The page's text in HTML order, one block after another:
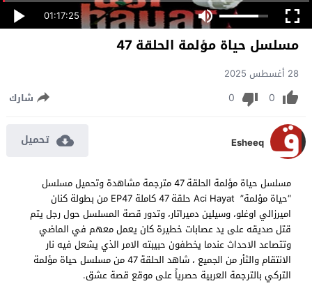
01:17:25
مسلسل حياة مؤلمة الحلقة 47
28 أغسطس 2025
0
0 شارك
Esheeq تحميل
مسلسل حياة مؤلمة الحلقة 47 مترجمة مشاهدة وتحميل مسلسل
“حياة مؤلمة” Aci Hayat حلقة 47 كاملة EP47 من بطولة كنان
اميرزالي اوغلو، وسيلين دميراتار، وتدور قصة المسلسل حول رجل يتم
قتل صديقه على يد عصابات خطيرة كان يعمل معهم في الماضي
وتتصاعد الاحداث عندما يخطفون حبيبته الامر الذي يشعل فيه نار
الانتقام والثأر من الجميع ، شاهد الحلقة 47 من مسلسل حياة مؤلمة
التركي بالترجمة العربية حصرياً على موقع قصة عشق.